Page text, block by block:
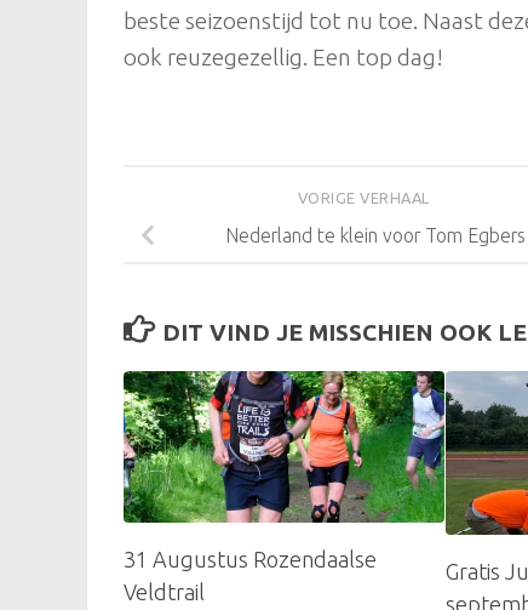
beste seizoenstijd tot nu toe. Naast
ook reuzegezellig. Een top dag!
VORIGE VERHAAL
Nederland te klein voor Tom Egbers
DIT VIND JE MISSCHIEN OOK
31 Augustus Rozendaalse
Veldtrail
Gratis